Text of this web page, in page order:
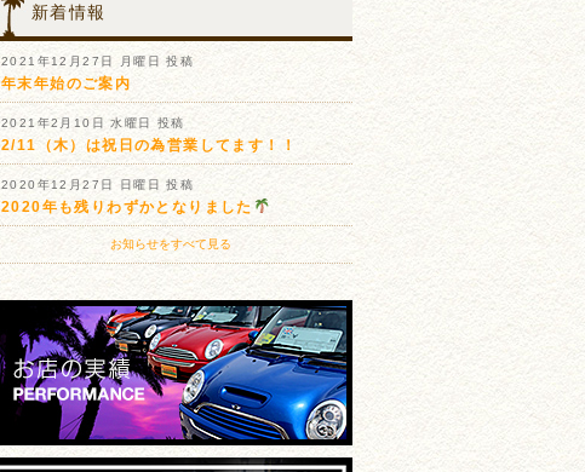
新着情報
2021年12月27日 月曜日 投稿
年末年始のご案内
2021年2月10日 水曜日 投稿
2/11（木）は祝日の為営業してます！！
2020年12月27日 日曜日 投稿
2020年も残りわずかとなりました
お知らせをすべて見る